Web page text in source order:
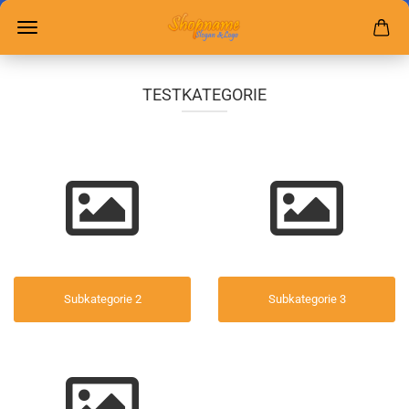
TESTKATEGORIE
Subkategorie 2 Subkategorie 3